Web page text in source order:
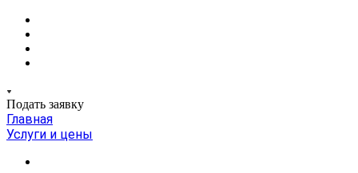
Подать заявку
Главная
Услуги и цены